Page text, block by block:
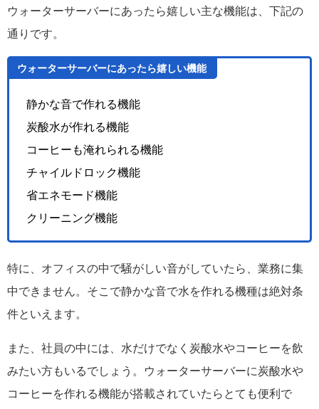
ウォーターサーバーにあったら嬉しい主な機能は、下記の
通りです。
ウォーターサーバーにあったら嬉しい機能
静かな音で作れる機能
炭酸水が作れる機能
コーヒーも淹れられる機能
チャイルドロック機能
省エネモード機能
クリーニング機能
特に、オフィスの中で騒がしい音がしていたら、業務に集
中できません。そこで静かな音で水を作れる機種は絶対条
件といえます。
また、社員の中には、水だけでなく炭酸水やコーヒーを飲
みたい方もいるでしょう。ウォーターサーバーに炭酸水や
コーヒーを作れる機能が搭載されていたらとても便利で